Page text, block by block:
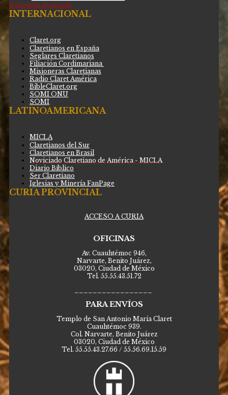
Búsqueda avanzada
INTERNACIONAL
Claret.org
Claretianos en España
Seglares Claretianos
Filiación Cordimariana
Misioneras Claretianas
Radio Claret América
BibleClaret.org
SOMI ONU
SOMI
LATINOAMERICANA
MICLA
Claretianos del Sur
Claretianos en Brasil
Noviciado Claretiano de América - MICLA
Diario Bíblico
Ser Claretiano
Iglesias y Minería FanPage
CURIA PROVINCIAL
ACCESO A CURIA
OFICINAS
Av. Cuauhtémoc 946,
Narvarte, Benito Juárez,
03020, Ciudad de México
Tel. 55.55.43.51.72
PARA ENVÍOS
Templo de San Antonio María Claret
Cuauhtémoc 939.
Col. Narvarte, Benito Juárez
03020, Ciudad de México
Tel. 55.55.43.27.66 / 55.56.69.15.59